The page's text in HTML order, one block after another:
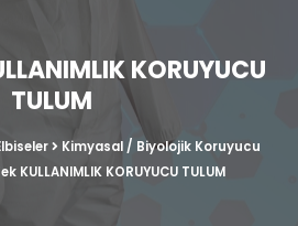
KORUYUCU
TULUM
Kimyasal / Biyolojik Koruyucu
KULLANIMLIK KORUYUCU TULUM